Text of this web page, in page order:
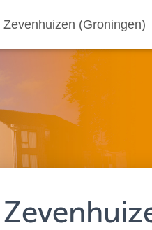
(Groningen)